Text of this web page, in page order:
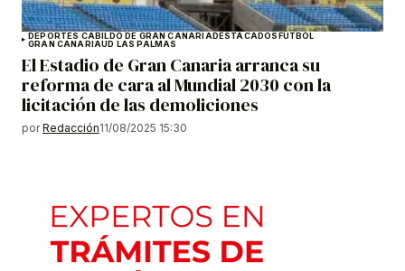
DEPORTES CABILDO DE GRAN CANARIADESTACADOSFÚTBOL
GRAN CANARIAUD LAS PALMAS
El Estadio de Gran Canaria arranca su
reforma de cara al Mundial 2030 con la
licitación de las demoliciones
por Redacción11/08/2025 15:30